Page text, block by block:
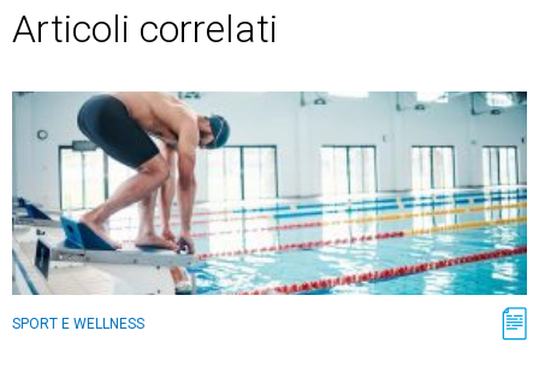
Articoli correlati
SPORT E WELLNESS